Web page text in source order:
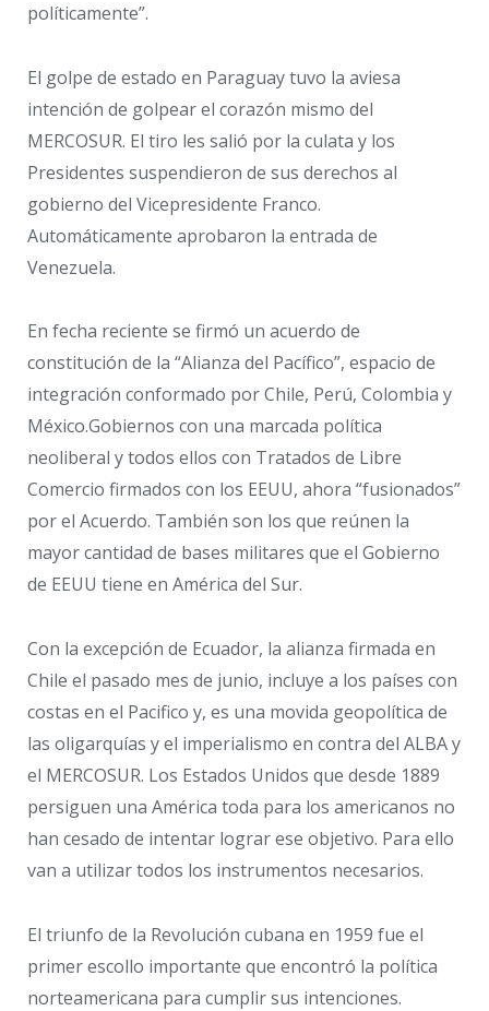
políticamente”.
El golpe de estado en Paraguay tuvo la aviesa
intención de golpear el corazón mismo del
MERCOSUR. El tiro les salió por la culata y los
Presidentes suspendieron de sus derechos al
gobierno del Vicepresidente Franco.
Automáticamente aprobaron la entrada de
Venezuela.
En fecha reciente se firmó un acuerdo de
constitución de la “Alianza del Pacífico”, espacio de
integración conformado por Chile, Perú, Colombia y
México.Gobiernos con una marcada política
neoliberal y todos ellos con Tratados de Libre
Comercio firmados con los EEUU, ahora “fusionados”
por el Acuerdo. También son los que reúnen la
mayor cantidad de bases militares que el Gobierno
de EEUU tiene en América del Sur.
Con la excepción de Ecuador, la alianza firmada en
Chile el pasado mes de junio, incluye a los países con
costas en el Pacifico y, es una movida geopolítica de
las oligarquías y el imperialismo en contra del ALBA y
el MERCOSUR. Los Estados Unidos que desde 1889
persiguen una América toda para los americanos no
han cesado de intentar lograr ese objetivo. Para ello
van a utilizar todos los instrumentos necesarios.
El triunfo de la Revolución cubana en 1959 fue el
primer escollo importante que encontró la política
norteamericana para cumplir sus intenciones.